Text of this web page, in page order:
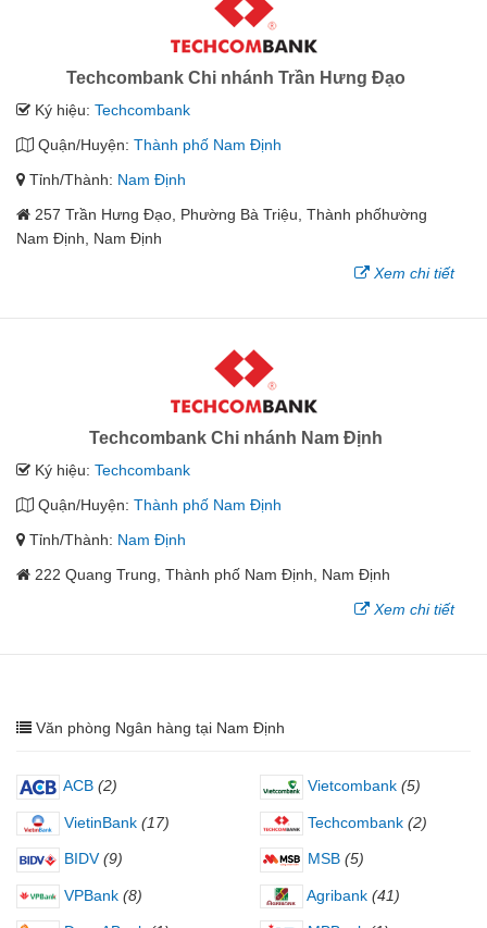
Techcombank Chi nhánh Trần Hưng Đạo
Ký hiệu: Techcombank
Quận/Huyện: Thành phố Nam Định
Tỉnh/Thành: Nam Định
257 Trần Hưng Đạo, Phường Bà Triệu, Thành phốhường
Nam Định, Nam Định
Xem chi tiết
Techcombank Chi nhánh Nam Định
Ký hiệu: Techcombank
Quận/Huyện: Thành phố Nam Định
Tỉnh/Thành: Nam Định
222 Quang Trung, Thành phố Nam Định, Nam Định
Xem chi tiết
Văn phòng Ngân hàng tại Nam Định
ACB (2) Vietcombank (5)
VietinBank (17) Techcombank (2)
BIDV (9) MSB (5)
VPBank (8) Agribank (41)